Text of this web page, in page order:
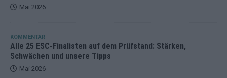
Mai 2026
KOMMENTAR
Alle 25 ESC-Finalisten auf dem Prüfstand: Stärken,
Schwächen und unsere Tipps
Mai 2026